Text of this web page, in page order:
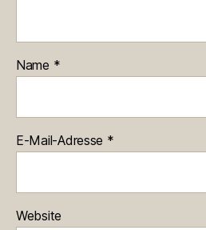
Name *
E-Mail-Adresse *
Website